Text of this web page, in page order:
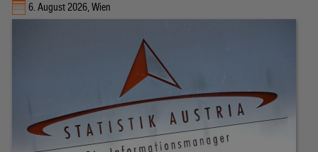
6. August 2026, Wien